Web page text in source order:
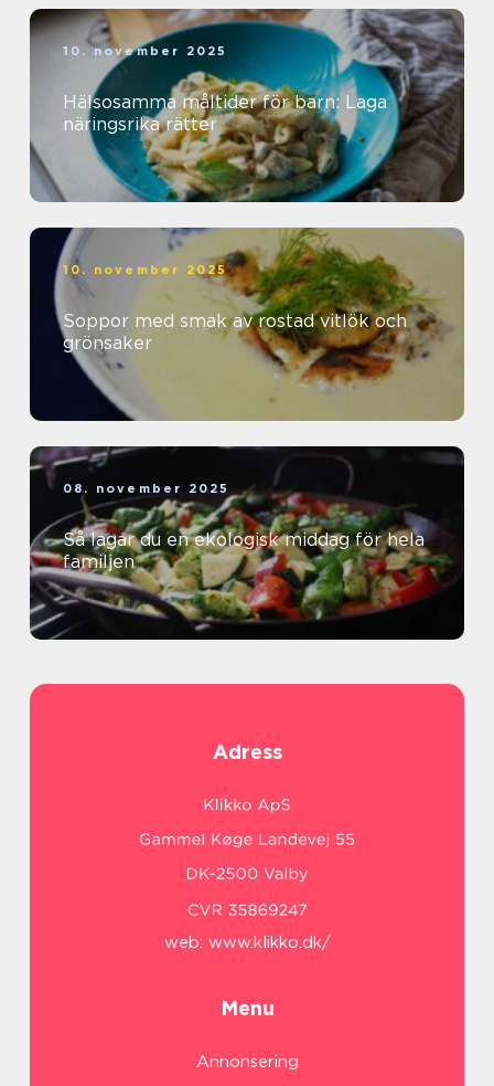
10. november 2025
Hälsosamma måltider för barn: Laga
näringsrika rätter
10. november 2025
Soppor med smak av rostad vitlök och
grönsaker
08. november 2025
Så lagar du en ekologisk middag för hela
familjen
Adress
web: www.klikko.dk/
Menu
Annonsering